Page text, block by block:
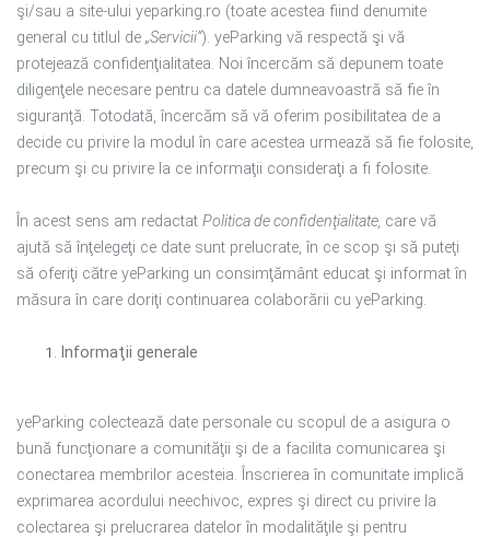
şi/sau a site-ului yeparking.ro (toate acestea fiind denumite
general cu titlul de „Servicii”). yeParking vă respectă şi vă
protejează confidenţialitatea. Noi încercăm să depunem toate
diligenţele necesare pentru ca datele dumneavoastră să fie în
siguranţă. Totodată, încercăm să vă oferim posibilitatea de a
decide cu privire la modul în care acestea urmează să fie folosite,
precum şi cu privire la ce informaţii consideraţi a fi folosite.
În acest sens am redactat Politica de confidenţialitate, care vă
ajută să înţelegeţi ce date sunt prelucrate, în ce scop şi să puteţi
să oferiţi către yeParking un consimţământ educat şi informat în
măsura în care doriţi continuarea colaborării cu yeParking.
Informaţii generale
yeParking colectează date personale cu scopul de a asigura o
bună funcţionare a comunităţii şi de a facilita comunicarea şi
conectarea membrilor acesteia. Înscrierea în comunitate implică
exprimarea acordului neechivoc, expres şi direct cu privire la
colectarea şi prelucrarea datelor în modalităţile şi pentru